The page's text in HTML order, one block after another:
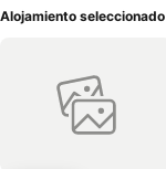
Alojamiento seleccionado